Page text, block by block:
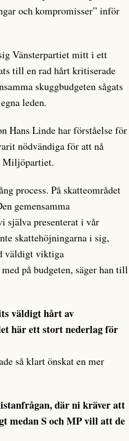
och kompromisser” inför
Vänsterpartiet mitt i ett
till en rad hårt kritiserade
skuggbudgeten sågats
leden.
Hans Linde har förståelse för
nödvändiga för att nå
Miljöpartiet.
process. På skatteområdet
gemensamma
själva presenterat i vår
skattehöjningarna i sig,
väldigt viktiga
på budgeten, säger han till
väldigt hårt av
här ett stort nederlag för
så klart önskat en mer
där ni kräver att
medan S och MP vill att de